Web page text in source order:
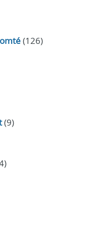
(126)
(9)